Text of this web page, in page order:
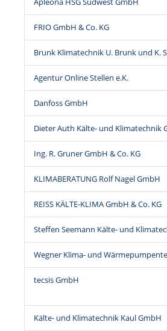
FRIO GmbH & Co. KG
Brunk Klimatechnik U. Brunk und K.
Agentur Online Stellen e.K.
Danfoss GmbH
Dieter Auth Kälte- und Klimatechnik
Ing. R. Gruner GmbH & Co. KG
KLIMABERATUNG Rolf Nagel GmbH
REISS KÄLTE-KLIMA GmbH & Co. KG
Steffen Seemann Kälte- und
Wegner Klima- und
tecsis GmbH
Kälte- und Klimatechnik Kaul GmbH